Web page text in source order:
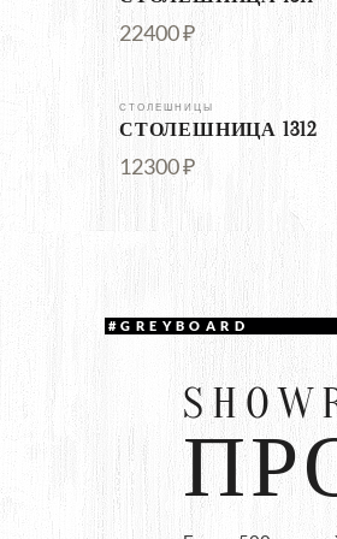
22400 ₽
СТОЛЕШНИЦЫ
СТОЛЕШНИЦА 1312
12300 ₽
#GREYBOARD